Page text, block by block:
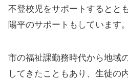
不登校児をサポートするとと
陽平のサポートもしています。
市の福祉課勤務時代から地域
してきたこともあり、生徒の